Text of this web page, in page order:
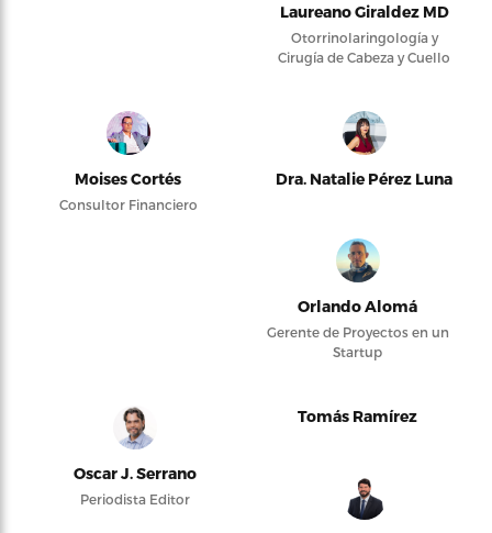
Laureano Giraldez MD
Otorrinolaringología y
Cirugía de Cabeza y Cuello
Moises Cortés
Consultor Financiero
Dra. Natalie Pérez Luna
Orlando Alomá
Gerente de Proyectos en un
Startup
Oscar J. Serrano
Periodista Editor
Tomás Ramírez